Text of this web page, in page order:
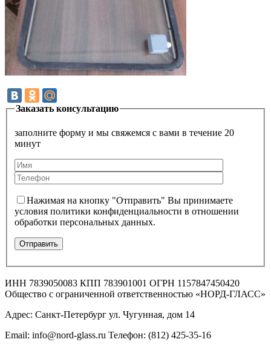
Заказать консультацию
заполните форму и мы свяжемся с вами в течение 20
минут
Нажимая на кнопку "Отправить" Вы принимаете
условия политики конфиденциальности в отношении
обработки персональных данных.
ИНН 7839050083 КПП 783901001 ОГРН 1157847450420
Общество с ограниченной ответственностью «НОРД-ГЛАСС»
Адрес: Санкт-Петербург ул. Чугунная, дом 14
Email: info@nord-glass.ru Телефон: (812) 425-35-16